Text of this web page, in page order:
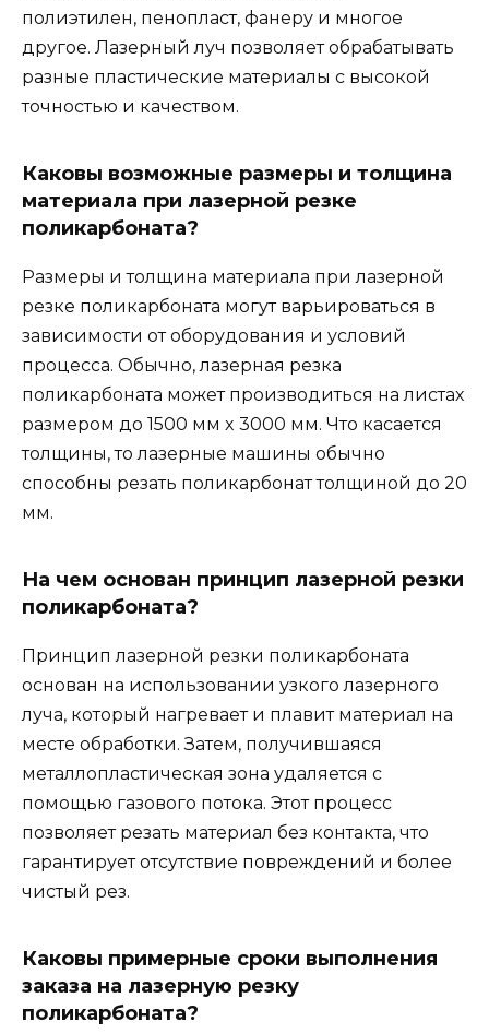
полиэтилен, пенопласт, фанеру и многое
другое. Лазерный луч позволяет обрабатывать
разные пластические материалы с высокой
точностью и качеством.
Каковы возможные размеры и толщина
материала при лазерной резке
поликарбоната?
Размеры и толщина материала при лазерной
резке поликарбоната могут варьироваться в
зависимости от оборудования и условий
процесса. Обычно, лазерная резка
поликарбоната может производиться на листах
размером до 1500 мм x 3000 мм. Что касается
толщины, то лазерные машины обычно
способны резать поликарбонат толщиной до 20
мм.
На чем основан принцип лазерной резки
поликарбоната?
Принцип лазерной резки поликарбоната
основан на использовании узкого лазерного
луча, который нагревает и плавит материал на
месте обработки. Затем, получившаяся
металлопластическая зона удаляется с
помощью газового потока. Этот процесс
позволяет резать материал без контакта, что
гарантирует отсутствие повреждений и более
чистый рез.
Каковы примерные сроки выполнения
заказа на лазерную резку
поликарбоната?